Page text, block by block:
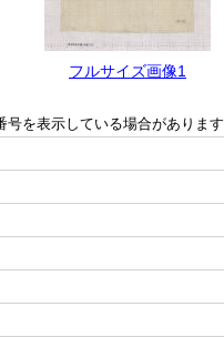
フルサイズ画像1
を表示している場合があります